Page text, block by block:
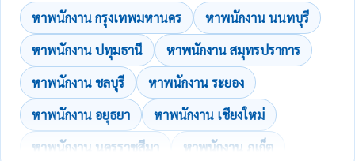
หาพนักงาน กรุงเทพมหานคร
หาพนักงาน นนทบุรี
หาพนักงาน ปทุมธานี
หาพนักงาน สมุทรปราการ
หาพนักงาน ชลบุรี
หาพนักงาน ระยอง
หาพนักงาน อยุธยา
หาพนักงาน เชียงใหม่
หาพนักงาน นครราชสีมา
หาพนักงาน ภูเก็ต